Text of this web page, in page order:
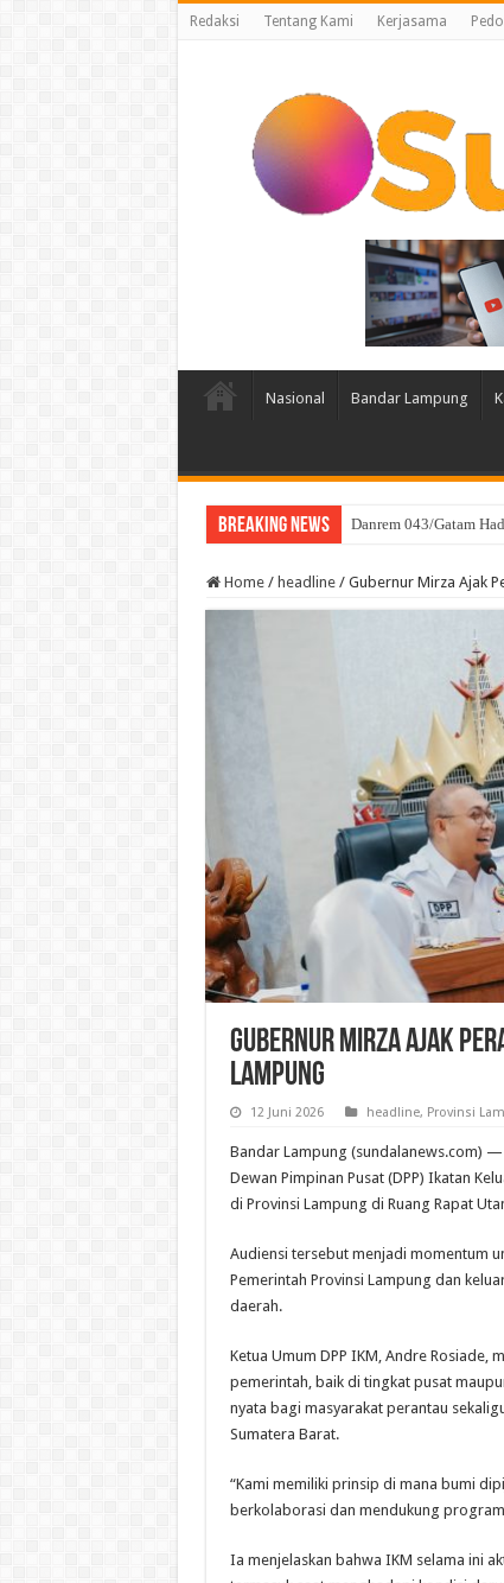
Redaksi Tentang Kami Kerjasama
Nasional Bandar Lampung
Breaking News Sambut Hari
Home / headline / Gubernur Mirza Ajak
Gubernur Mirza Ajak
Lampung
12 Juni 2026 headline, Provinsi
Bandar Lampung (sundalanews.com)
Dewan Pimpinan Pusat (DPP) Ikatan
di Provinsi Lampung di Ruang Rapat
Audiensi tersebut menjadi momentum
Pemerintah Provinsi Lampung dan
daerah.
Ketua Umum DPP IKM, Andre
pemerintah, baik di tingkat pusat
nyata bagi masyarakat perantau
Sumatera Barat.
“Kami memiliki prinsip di mana bumi
berkolaborasi dan mendukung
Ia menjelaskan bahwa IKM selama ini